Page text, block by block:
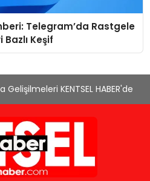
Telegram’da Rastgele
Keşif
KENTSEL HABER'de